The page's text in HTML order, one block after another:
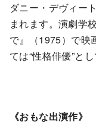
ダニー・デヴィー
まれます。演劇学
で』（1975）で映
ては“性格俳優”と
《おもな出演作》